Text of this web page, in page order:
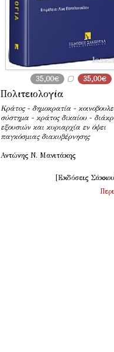
35,00€ 35,00€
Πολιτειολογία
Κράτος - δημοκρατία -
σύστημα - κράτος δικαίου -
εξουσιών και κυριαρχία εν όψει
παγκόσμιας διακυβέρνησης
Αντώνης Ν. Μανιτάκης
[Εκδόσεις